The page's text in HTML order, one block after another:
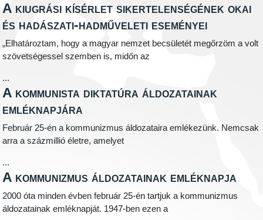
A kiugrási kísérlet sikertelenségének okai
és hadászati-hadműveleti eseményei
„Elhatároztam, hogy a magyar nemzet becsületét megőrzöm a volt
szövetségessel szemben is, midőn az
...
A kommunista diktatúra áldozatainak
emléknapjára
Február 25-én a kommunizmus áldozataira emlékezünk. Nemcsak
arra a százmillió életre, amelyet
...
A kommunizmus áldozatainak emléknapja
2000 óta minden évben február 25-én tartjuk a kommunizmus
áldozatainak emléknapját. 1947-ben ezen a